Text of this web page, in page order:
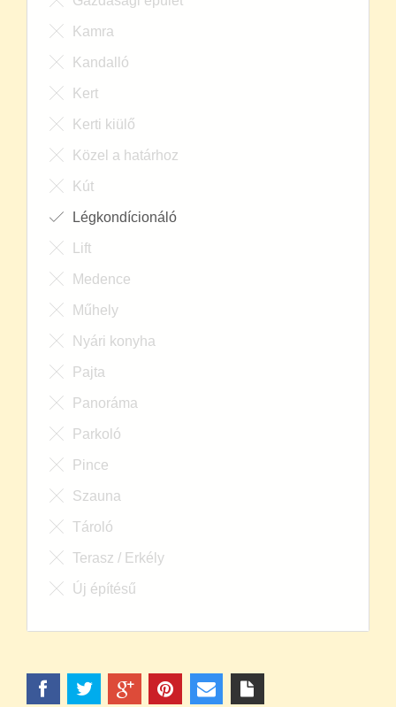
Kamra
Kandalló
Kert
Kerti kiülő
Közel a határhoz
Kút
Légkondícionáló
Lift
Medence
Műhely
Nyári konyha
Pajta
Panoráma
Parkoló
Pince
Szauna
Tároló
Terasz / Erkély
Új építésű